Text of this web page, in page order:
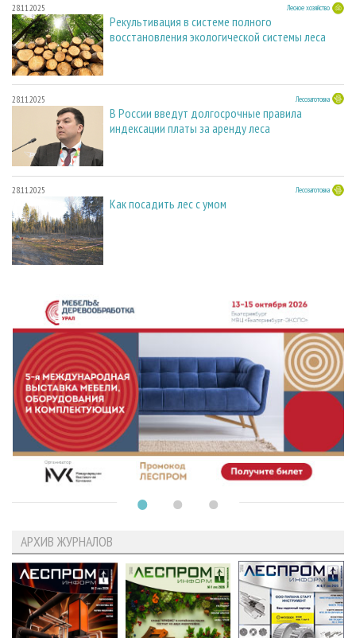
28.11.2025 Лесное хозяйство
Рекультивация в системе полного
восстановления экологической системы леса
28.11.2025 Лесозаготовка
В России введут долгосрочные правила
индексации платы за аренду леса
28.11.2025 Лесозаготовка
Как посадить лес с умом
АРХИВ ЖУРНАЛОВ